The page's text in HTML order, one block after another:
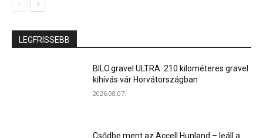
LEGFRISSEBB
BILO.gravel ULTRA: 210 kilométeres gravel
kihívás vár Horvátországban
2026.08.07.
Csődbe ment az Accell Hunland – leáll a